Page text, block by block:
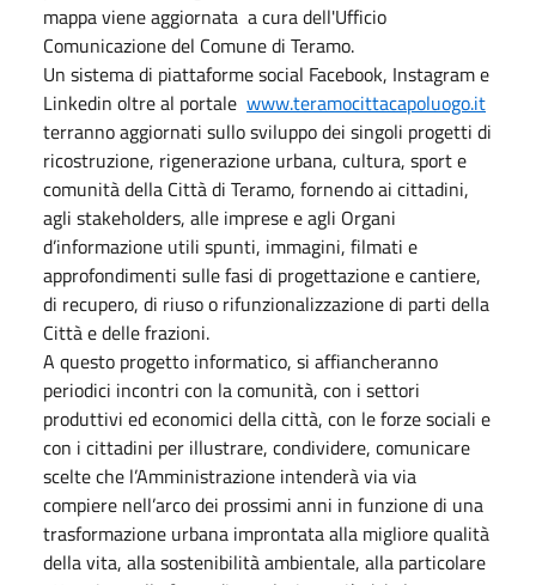
mappa viene aggiornata a cura dell'Ufficio
Comunicazione del Comune di Teramo.
Un sistema di piattaforme social Facebook, Instagram e
Linkedin oltre al portale www.teramocittacapoluogo.it
terranno aggiornati sullo sviluppo dei singoli progetti di
ricostruzione, rigenerazione urbana, cultura, sport e
comunità della Città di Teramo, fornendo ai cittadini,
agli stakeholders, alle imprese e agli Organi
d’informazione utili spunti, immagini, filmati e
approfondimenti sulle fasi di progettazione e cantiere,
di recupero, di riuso o rifunzionalizzazione di parti della
Città e delle frazioni.
A questo progetto informatico, si affiancheranno
periodici incontri con la comunità, con i settori
produttivi ed economici della città, con le forze sociali e
con i cittadini per illustrare, condividere, comunicare
scelte che l’Amministrazione intenderà via via
compiere nell’arco dei prossimi anni in funzione di una
trasformazione urbana improntata alla migliore qualità
della vita, alla sostenibilità ambientale, alla particolare